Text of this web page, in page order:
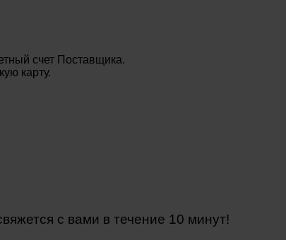
счет Поставщика.
карту.
с вами в течение 10 минут!